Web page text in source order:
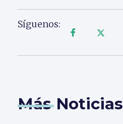
Síguenos:
Más Noticias